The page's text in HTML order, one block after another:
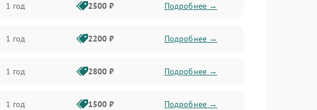
1 год 2500 ₽ Подробнее →
1 год 2200 ₽ Подробнее →
1 год 2800 ₽ Подробнее →
1 год 1500 ₽ Подробнее →